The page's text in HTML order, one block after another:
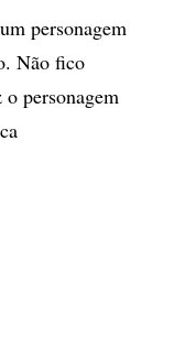
personagem
Não fico
personagem